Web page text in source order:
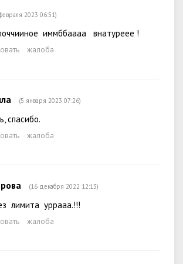
2023 06:51)
иммббаааа внатуреее !
жалоба
(5 января 2023 07:26)
спасибо.
жалоба
(16 декабря 2022 12:13)
лимита уррааа.!!!
жалоба